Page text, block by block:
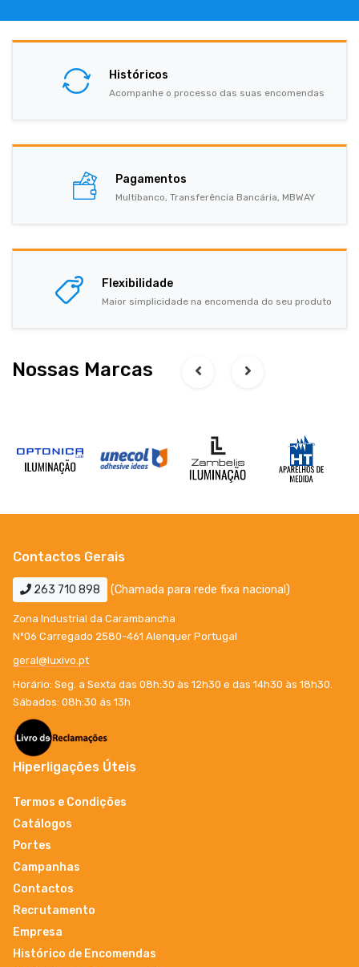
Históricos
Acompanhe o processo das suas encomendas
Pagamentos
Multibanco, Transferência Bancária, MBWAY
Flexibilidade
Maior simplicidade na encomenda do seu produto
Nossas Marcas
Contactos Gerais
263 710 898 (Chamada para rede fixa nacional)
Zona Industrial da Carambancha
Nº06 Carregado 2580-461 Alenquer Portugal
geral@luxivo.pt
Horário: Seg. a Sexta das 08h:30 às 12h30 e das 14h30 às 18h30.
Sábados: 08h:30 ás 13h
Hiperligações Úteis
Termos e Condições
Catálogos
Portes
Campanhas
Contactos
Recrutamento
Empresa
Histórico de Encomendas